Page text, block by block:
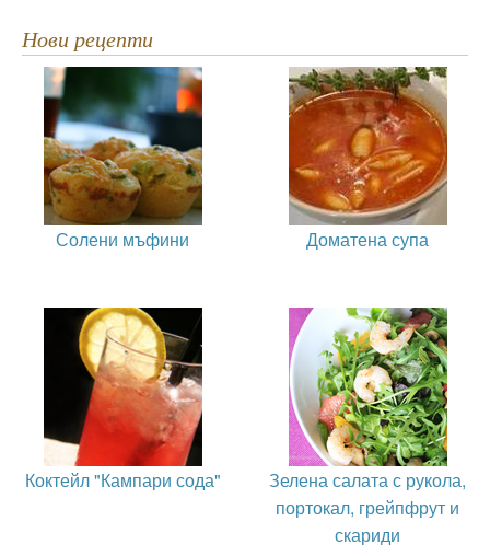
Нови рецепти
Солени мъфини Доматена супа
Коктейл "Кампари сода"
Зелена салата с рукола,
портокал, грейпфрут и
скариди